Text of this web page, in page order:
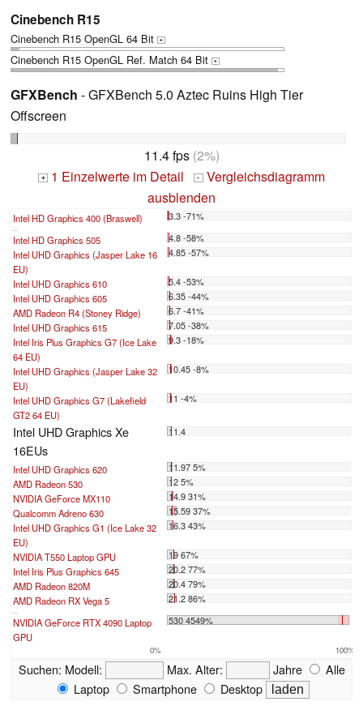
Cinebench R15
Cinebench R15 OpenGL 64 Bit +
Cinebench R15 OpenGL Ref. Match 64 Bit +
GFXBench - GFXBench 5.0 Aztec Ruins High Tier
Offscreen
11.4 fps(2%)
+ 1 Einzelwerte im Detail - Vergleichsdiagramm
ausblenden
Intel HD Graphics 400 (Braswell) 3.3 -71%
...
Intel HD Graphics 505
4.8 -58%
Intel UHD Graphics (Jasper Lake 16
EU)
4.85 -57%
Intel UHD Graphics 610
5.4 -53%
Intel UHD Graphics 605
6.35 -44%
AMD Radeon R4 (Stoney Ridge)
6.7 -41%
Intel UHD Graphics 615
7.05 -38%
Intel Iris Plus Graphics G7 (Ice Lake
64 EU)
9.3 -18%
Intel UHD Graphics (Jasper Lake 32
EU)
10.45 -8%
Intel UHD Graphics G7 (Lakefield
GT2 64 EU)
11 -4%
Intel UHD Graphics Xe
16EUs
11.4
Intel UHD Graphics 620
11.97 5%
AMD Radeon 530
12 5%
NVIDIA GeForce MX110
14.9 31%
Qualcomm Adreno 630
15.59 37%
Intel UHD Graphics G1 (Ice Lake 32
EU)
16.3 43%
NVIDIA T550 Laptop GPU
19 67%
Intel Iris Plus Graphics 645
20.2 77%
AMD Radeon 820M
20.4 79%
AMD Radeon RX Vega 5
21.2 86%
...
NVIDIA GeForce RTX 4090 Laptop
GPU
530 4549%
0% 100%
Suchen: Modell: Max. Alter: Jahre
Alle
Laptop
Smartphone Desktop